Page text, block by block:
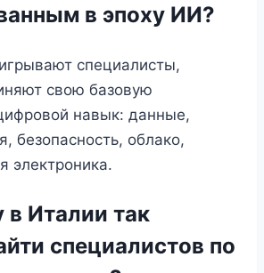
в эпоху ИИ?
специалисты,
свою базовую
навык: данные,
безопасность, облако,
электроника.
Италии так
специалистов по